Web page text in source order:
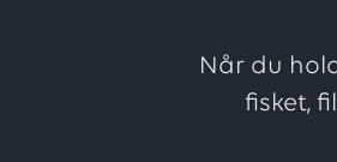
Når du
fisket,